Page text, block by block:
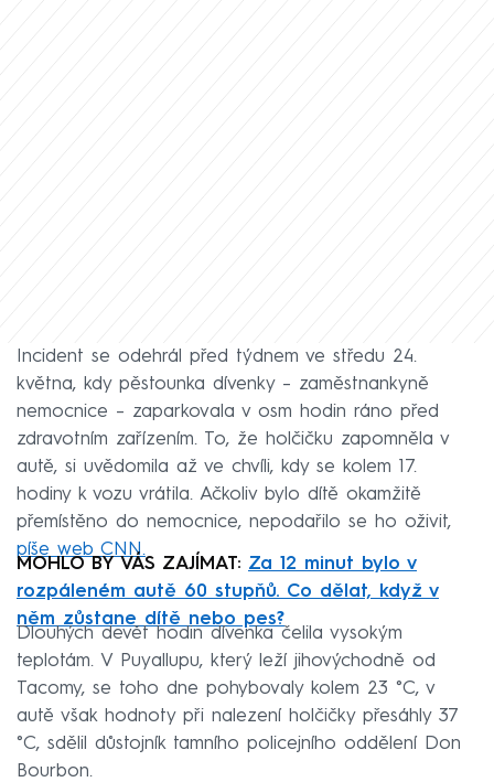
Incident se odehrál před týdnem ve středu 24.
května, kdy pěstounka dívenky – zaměstnankyně
nemocnice – zaparkovala v osm hodin ráno před
zdravotním zařízením. To, že holčičku zapomněla v
autě, si uvědomila až ve chvíli, kdy se kolem 17.
hodiny k vozu vrátila. Ačkoliv bylo dítě okamžitě
přemístěno do nemocnice, nepodařilo se ho oživit,
píše web CNN.
MOHLO BY VÁS ZAJÍMAT: Za 12 minut bylo v
rozpáleném autě 60 stupňů. Co dělat, když v
něm zůstane dítě nebo pes?
Dlouhých devět hodin dívenka čelila vysokým
teplotám. V Puyallupu, který leží jihovýchodně od
Tacomy, se toho dne pohybovaly kolem 23 °C, v
autě však hodnoty při nalezení holčičky přesáhly 37
°C, sdělil důstojník tamního policejního oddělení Don
Bourbon.